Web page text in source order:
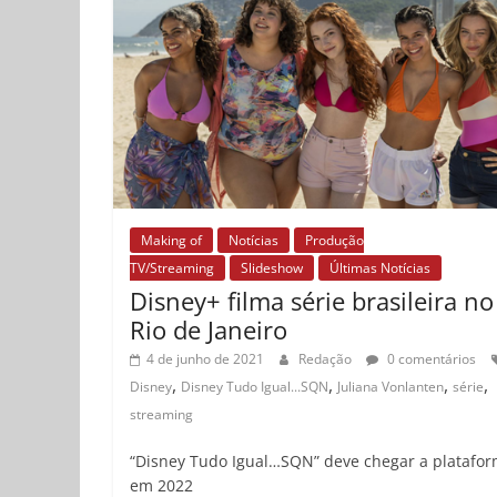
Making of Notícias
Produção
TV/Streaming
Slideshow Últimas Notícias
Disney+ filma série brasileira no
Rio de Janeiro
4 de junho de 2021 Redação
0 comentários
Disney, Disney Tudo Igual...SQN, Juliana Vonlanten, série,
streaming
“Disney Tudo Igual…SQN” deve chegar a
em 2022